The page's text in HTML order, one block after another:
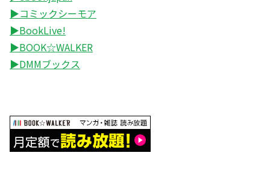
▶コミックシーモア
▶BookLive!
▶BOOK☆WALKER
▶DMMブックス